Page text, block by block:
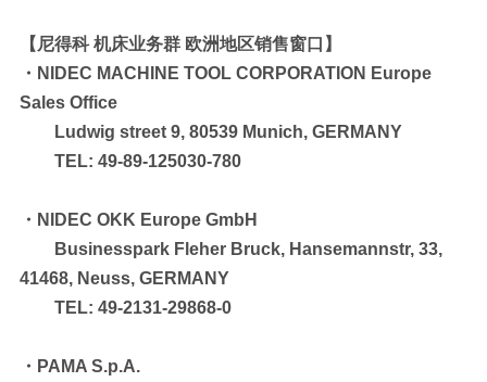
【尼得科 机床业务群 欧洲地区销售窗口】
・NIDEC MACHINE TOOL CORPORATION Europe
Sales Office
Ludwig street 9, 80539 Munich, GERMANY
TEL: 49-89-125030-780
・NIDEC OKK Europe GmbH
Businesspark Fleher Bruck, Hansemannstr, 33,
41468, Neuss, GERMANY
TEL: 49-2131-29868-0
・PAMA S.p.A.